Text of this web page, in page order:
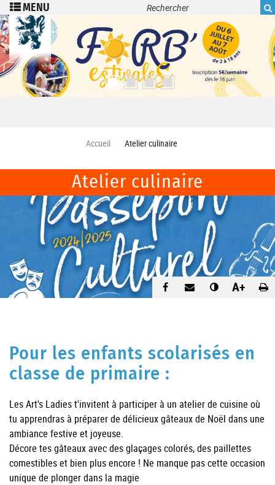
Aller au contenu principal
Recherche
Accueil Atelier culinaire
Atelier culinaire
A+
Pour les enfants scolarisés en
classe de primaire :
Les Art's Ladies t'invitent à participer à un atelier de cuisine où
tu apprendras à préparer de délicieux gâteaux de Noël dans une
ambiance festive et joyeuse.
Décore tes gâteaux avec des glaçages colorés, des paillettes
comestibles et bien plus encore ! Ne manque pas cette occasion
unique de plonger dans la magie